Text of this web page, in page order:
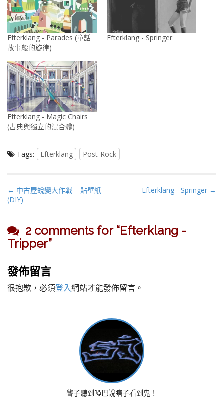
Efterklang - Parades (童話
故事般的旋律)
Efterklang - Springer
Efterklang - Magic Chairs
(古典與獨立的混合體)
Tags: Efterklang Post-Rock
P
o
t
n
a
v
i
g
← 中古屋蛻變大作戰 – 貼壁紙
(DIY)
Efterklang - Springer →
2 comments for “Efterklang -
Tripper”
發佈留言
很抱歉，必須登入網站才能發佈留言。
聾子聽到啞巴說瞎子看到鬼！